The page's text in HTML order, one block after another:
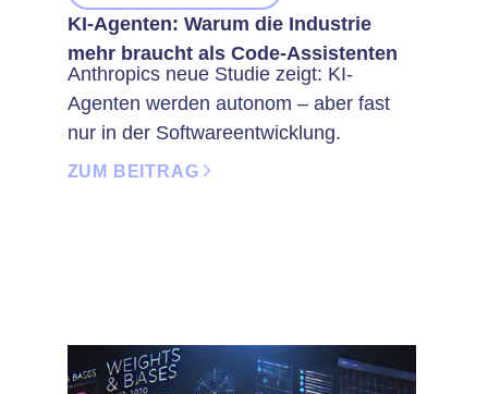
KI-Agenten: Warum die Industrie
mehr braucht als Code-Assistenten
Anthropics neue Studie zeigt: KI-
Agenten werden autonom – aber fast
nur in der Softwareentwicklung.
ZUM BEITRAG